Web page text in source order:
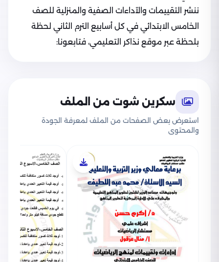
ننشر التقييمات والآداءات الصفية والمنزلية للصف
الخامس الابتدائي في كل أسابيع الترم الثاني لحظة
بلحظة عبر موقع نذاكر التعليمي، فتابعونا:
سكرين شوت من الملف
استعرض بعض الصفحات من الملف لمعرفة الجودة
والمحتوى